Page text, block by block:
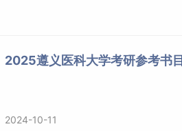
2025遵义医科大学考研参考书目
2024-10-11